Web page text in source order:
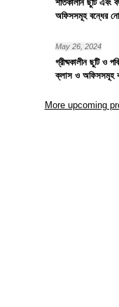
শীতকালীন ছুটি এবং
অফিসসমূহ বন্ধের
May 26, 2024
গ্রীষ্মকালীন ছুটি ও
ক্লাস ও অফিসসমূহ
More upcoming